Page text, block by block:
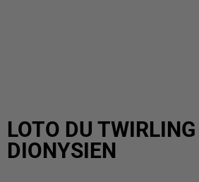
LOTO DU TWIRLING
DIONYSIEN